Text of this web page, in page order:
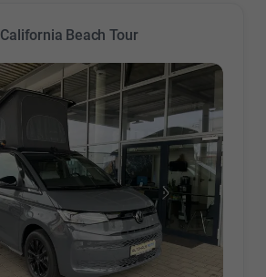
California Beach Tour